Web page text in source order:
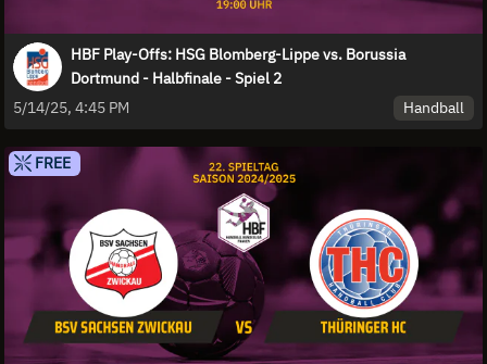
HBF Play-Offs: HSG Blomberg-Lippe vs. Borussia
Dortmund - Halbfinale - Spiel 2
5/14/25, 4:45 PM
Handball
FREE